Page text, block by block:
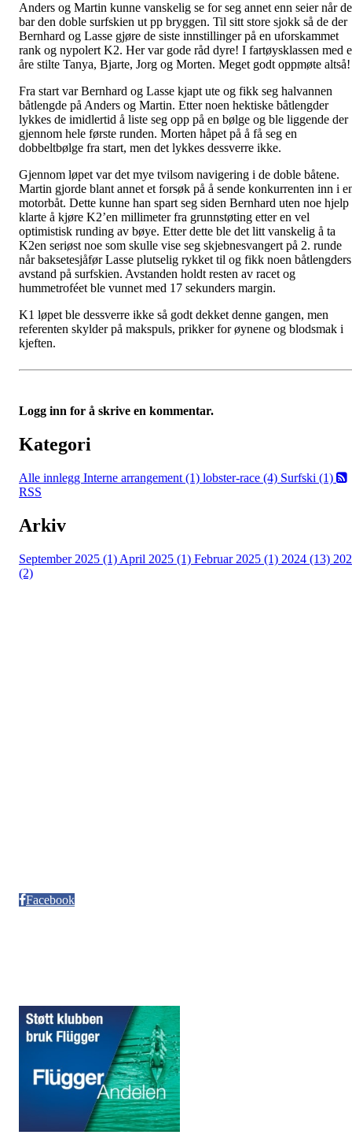
Anders og Martin kunne vanskelig se for seg annet enn seier når de
bar den doble surfskien ut pp bryggen. Til sitt store sjokk så de der
Bernhard og Lasse gjøre de siste innstillinger på en uforskammet
rank og nypolert K2. Her var gode råd dyre! I fartøysklassen med
åre stilte Tanya, Bjarte, Jorg og Morten. Meget godt oppmøte altså!
Fra start var Bernhard og Lasse kjapt ute og fikk seg halvannen
båtlengde på Anders og Martin. Etter noen hektiske båtlengder
lykkes de imidlertid å liste seg opp på en bølge og ble liggende der
gjennom hele første runden. Morten håpet på å få seg en
dobbeltbølge fra start, men det lykkes dessverre ikke.
Gjennom løpet var det mye tvilsom navigering i de doble båtene.
Martin gjorde blant annet et forsøk på å sende konkurrenten inn i
motorbåt. Dette kunne han spart seg siden Bernhard uten noe hjelp
klarte å kjøre K2’en millimeter fra grunnstøting etter en vel
optimistisk runding av bøye. Etter dette ble det litt vanskelig å ta
K2en seriøst noe som skulle vise seg skjebnesvangert på 2. runde
når baksetesjåfør Lasse plutselig rykket til og fikk noen båtlengders
avstand på surfskien. Avstanden holdt resten av racet og
hummetroféet ble vunnet med 17 sekunders margin.
K1 løpet ble dessverre ikke så godt dekket denne gangen, men
referenten skylder på makspuls, prikker for øynene og blodsmak i
kjeften.
Logg inn for å skrive en kommentar.
Kategori
Alle innlegg Interne arrangement (1) lobster-race (4) Surfski (1)
RSS
Arkiv
September 2025 (1) April 2025 (1) Februar 2025 (1) 2024 (13)
(2)
Facebook